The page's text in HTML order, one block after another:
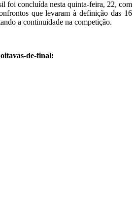
foi concluída nesta quinta-feira, 22, com
que levaram à definição das 16
a continuidade na competição.
de-final: